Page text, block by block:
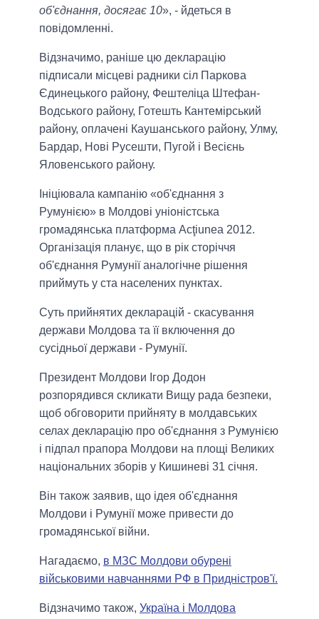
об'єднання, досягає 10», - йдеться в
повідомленні.
Відзначимо, раніше цю декларацію
підписали місцеві радники сіл Паркова
Єдинецького району, Фештеліца Штефан-
Водського району, Готешть Кантемірський
району, оплачені Каушанського району, Улму,
Бардар, Нові Русешти, Пугой і Весієнь
Яловенського району.
Ініціювала кампанію «об'єднання з
Румунією» в Молдові уніоністська
громадянська платформа Acţiunea 2012.
Організація планує, що в рік сторіччя
об'єднання Румунії аналогічне рішення
приймуть у ста населених пунктах.
Суть прийнятих декларацій - скасування
держави Молдова та її включення до
сусідньої держави - Румунії.
Президент Молдови Ігор Додон
розпорядився скликати Вищу рада безпеки,
щоб обговорити прийняту в молдавських
селах декларацію про об'єднання з Румунією
і підпал прапора Молдови на площі Великих
національних зборів у Кишиневі 31 січня.
Він також заявив, що ідея об'єднання
Молдови і Румунії може привести до
громадянської війни.
Нагадаємо, в МЗС Молдови обурені
військовими навчаннями РФ в Придністров'ї.
Відзначимо також, Україна і Молдова